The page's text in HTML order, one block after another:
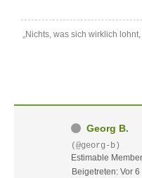
„Nichts, was sich wirklich lohnt,
Georg B.
(@georg-b)
Estimable Member
Beigetreten: Vor